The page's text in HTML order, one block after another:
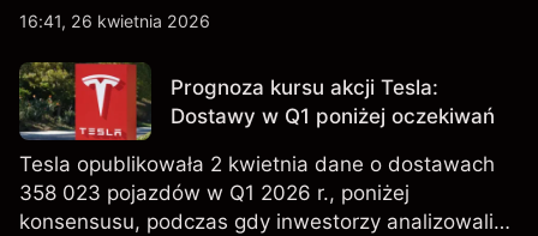
kontynuowała rozwój sieci sklepów w Q1 2026.
wiarygodnym wskaźnikiem przyszłych rezultatów.
16:41, 26 kwietnia 2026
Prognoza kursu akcji Tesla:
Dostawy w Q1 poniżej oczekiwań
Tesla opublikowała 2 kwietnia dane o dostawach
358 023 pojazdów w Q1 2026 r., poniżej
konsensusu, podczas gdy inwestorzy analizowali